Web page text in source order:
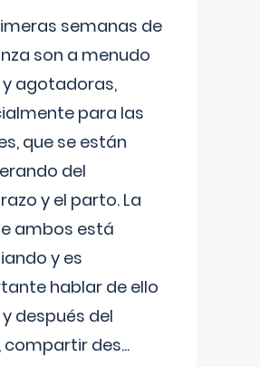
semanas de
son a menudo
agotadoras,
para las
que se están
del
y el parto. La
ambos está
y es
hablar de ello
después del
compartir des...